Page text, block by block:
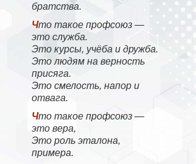
братства.
Что такое профсоюз —
это служба.
Это курсы, учёба и дружба.
Это людям на верность
присяга.
Это смелость, напор и
отвага.
Что такое профсоюз —
это вера,
Это роль эталона,
примера.